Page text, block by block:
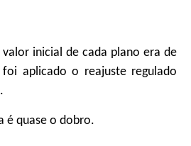
inicial de cada plano era de
foi aplicado o reajuste regulado
é quase o dobro.